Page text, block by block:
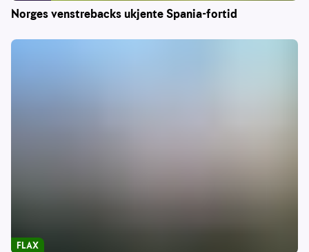
Norges venstrebacks ukjente Spania-fortid
FLAX